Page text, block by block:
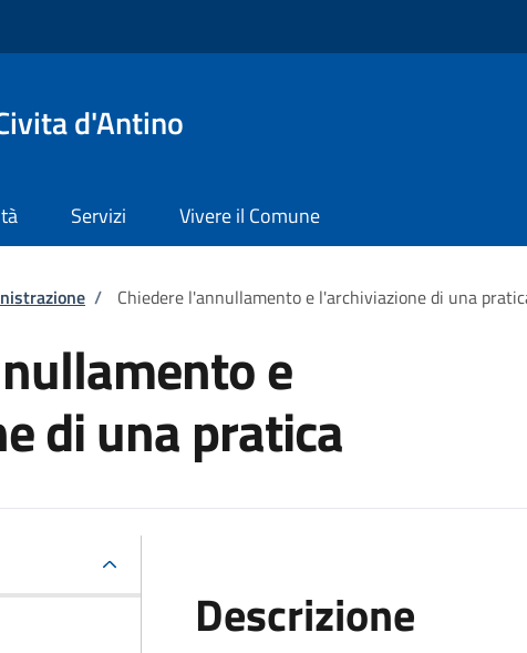
d'Antino
Servizi Vivere il Comune
/ Chiedere l'annullamento e l'archiviazione di una
e
di una pratica
Descrizione